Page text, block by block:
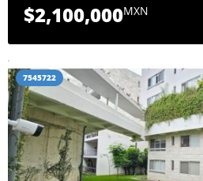
$2,100,000MXN
7545722